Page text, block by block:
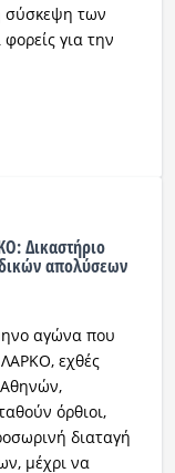
σύσκεψη των
για την
Δικαστήριο
απολύσεων
αγώνα που
εχθές
όρθιοι,
διαταγή
μέχρι να